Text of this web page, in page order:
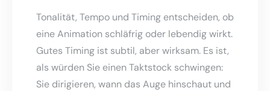
Tonalität, Tempo und Timing entscheiden, ob
eine Animation schläfrig oder lebendig wirkt.
Gutes Timing ist subtil, aber wirksam. Es ist,
als würden Sie einen Taktstock schwingen:
Sie dirigieren, wann das Auge hinschaut und